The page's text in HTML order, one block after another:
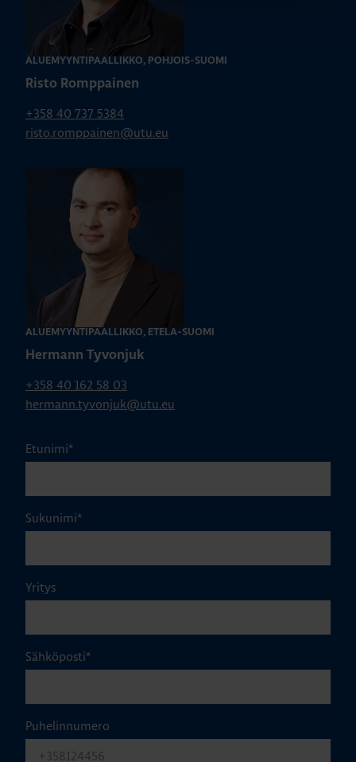
ALUEMYYNTIPÄÄLLIKKÖ, POHJOIS-SUOMI
Risto Romppainen
+358 40 737 5384
risto.romppainen@utu.eu
ALUEMYYNTIPÄÄLLIKKÖ, ETELÄ-SUOMI
Hermann Tyvonjuk
+358 40 162 58 03
hermann.tyvonjuk@utu.eu
Etunimi*
Sukunimi*
Yritys
Sähköposti*
Puhelinnumero